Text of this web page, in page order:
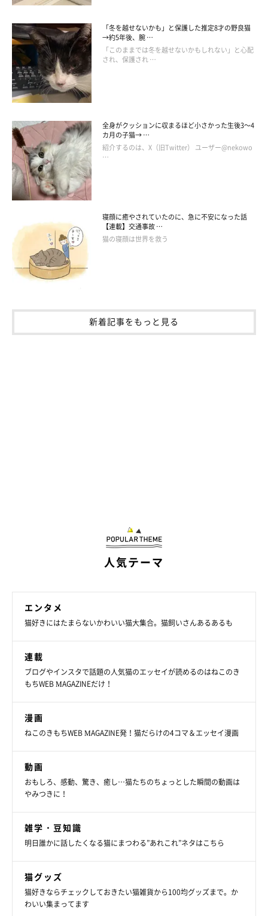
「冬を越せないかも」と保護した推定8才の野良猫
→約5年後、腕 …
「このままでは冬を越せないかもしれない」と心配
され、保護され …
全身がクッションに収まるほど小さかった生後3～4
カ月の子猫→ …
紹介するのは、X（旧Twitter） ユーザー@nekowo
…
寝顔に癒やされていたのに、急に不安になった話
【連載】交通事故 …
猫の寝顔は世界を救う
新着記事をもっと見る
人気テーマ
エンタメ
猫好きにはたまらないかわいい猫大集合。猫飼いさんあるあるも
連載
ブログやインスタで話題の人気猫のエッセイが読めるのはねこのき
もちWEB MAGAZINEだけ！
漫画
ねこのきもちWEB MAGAZINE発！猫だらけの4コマ＆エッセイ漫画
動画
おもしろ、感動、驚き、癒し…猫たちのちょっとした瞬間の動画は
やみつきに！
雑学・豆知識
明日誰かに話したくなる猫にまつわる”あれこれ”ネタはこちら
猫グッズ
猫好きならチェックしておきたい猫雑貨から100均グッズまで。か
わいい集まってます